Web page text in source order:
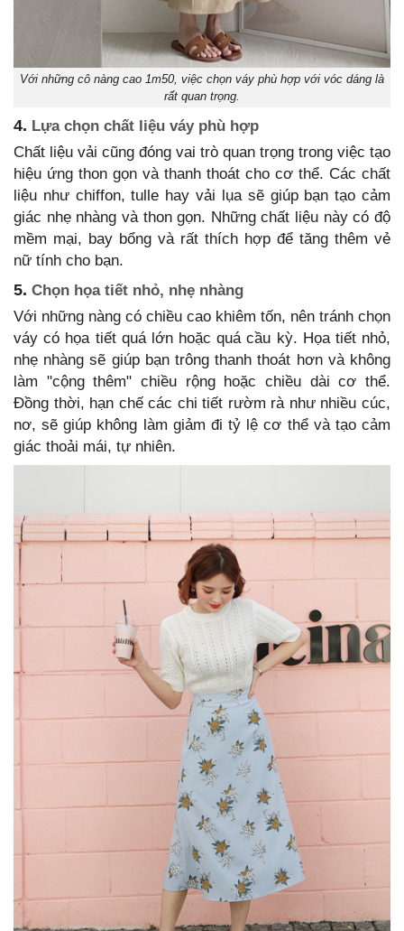
Với những cô nàng cao 1m50, việc chọn váy phù hợp với vóc dáng là
rất quan trọng.
4. Lựa chọn chất liệu váy phù hợp
Chất liệu vải cũng đóng vai trò quan trọng trong việc tạo
hiệu ứng thon gọn và thanh thoát cho cơ thể. Các chất
liệu như chiffon, tulle hay vải lụa sẽ giúp bạn tạo cảm
giác nhẹ nhàng và thon gọn. Những chất liệu này có độ
mềm mại, bay bổng và rất thích hợp để tăng thêm vẻ
nữ tính cho bạn.
5. Chọn họa tiết nhỏ, nhẹ nhàng
Với những nàng có chiều cao khiêm tốn, nên tránh chọn
váy có họa tiết quá lớn hoặc quá cầu kỳ. Họa tiết nhỏ,
nhẹ nhàng sẽ giúp bạn trông thanh thoát hơn và không
làm "cộng thêm" chiều rộng hoặc chiều dài cơ thể.
Đồng thời, hạn chế các chi tiết rườm rà như nhiều cúc,
nơ, sẽ giúp không làm giảm đi tỷ lệ cơ thể và tạo cảm
giác thoải mái, tự nhiên.